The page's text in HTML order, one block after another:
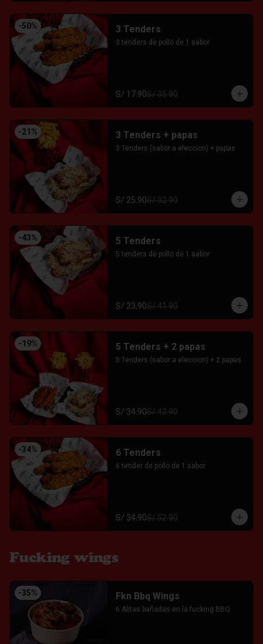
-50% 3 Tenders
3 tenders de pollo de 1 sabor
S/ 17.90S/ 35.90
-21 % 3 Tenders + papas
3 Tenders (sabor a eleccion) + papas
S/ 25.90S/ 32.90
-43% 5 Tenders
5 tenders de pollo de 1 sabor
S/ 23.90S/ 41.90
-19% 5 Tenders + 2 papas
5 Tenders (sabor a eleccion) + 2 papas
S/ 34.90S/ 42.90
-34% 6 Tenders
6 tender de pollo de 1 sabor
S/ 34.90S/ 52.90
Fucking wings
-35% Fkn Bbq Wings
6 Alitas bañadas en la fucking BBQ